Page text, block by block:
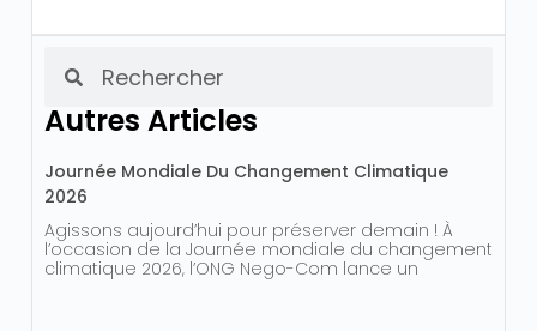
Autres Articles
Journée Mondiale Du Changement Climatique
2026
Agissons aujourd’hui pour préserver demain ! À
l’occasion de la Journée mondiale du changement
climatique 2026, l’ONG Nego-Com lance un